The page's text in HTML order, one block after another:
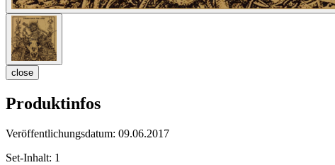
close
Produktinfos
Veröffentlichungsdatum: 09.06.2017
Set-Inhalt: 1